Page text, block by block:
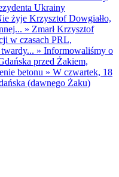
Ukrainy
żyje Krzysztof Dowgiałło,
» Zmarł Krzysztof
w czasach PRL,
» Informowaliśmy o
przed Żakiem,
betonu » W czwartek, 18
(dawnego Żaku)